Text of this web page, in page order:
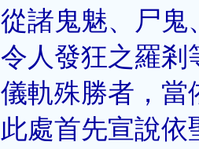
從諸鬼魅、尸鬼
令人發狂之羅剎
儀軌殊勝者，當
此處首先宣說依